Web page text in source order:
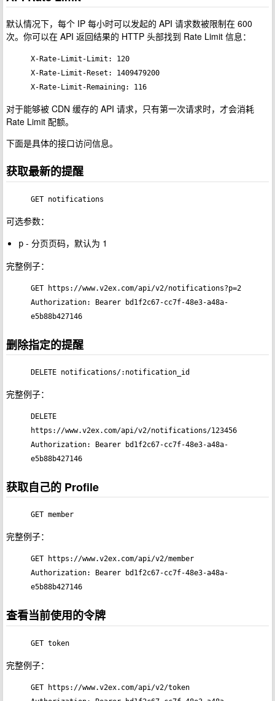
默认情况下，每个 IP 每小时可以发起的 API 请求数被限制在 600
次。你可以在 API 返回结果的 HTTP 头部找到 Rate Limit 信息：
X-Rate-Limit-Limit: 120
X-Rate-Limit-Reset: 1409479200
X-Rate-Limit-Remaining: 116
对于能够被 CDN 缓存的 API 请求，只有第一次请求时，才会消耗
Rate Limit 配额。
下面是具体的接口访问信息。
获取最新的提醒
GET notifications
可选参数：
p - 分页页码，默认为 1
完整例子：
GET https://www.v2ex.com/api/v2/notifications?p=2
Authorization: Bearer bd1f2c67-cc7f-48e3-a48a-
e5b88b427146
删除指定的提醒
DELETE notifications/:notification_id
完整例子：
DELETE
https://www.v2ex.com/api/v2/notifications/123456
Authorization: Bearer bd1f2c67-cc7f-48e3-a48a-
e5b88b427146
获取自己的 Profile
GET member
完整例子：
GET https://www.v2ex.com/api/v2/member
Authorization: Bearer bd1f2c67-cc7f-48e3-a48a-
e5b88b427146
查看当前使用的令牌
GET token
完整例子：
GET https://www.v2ex.com/api/v2/token